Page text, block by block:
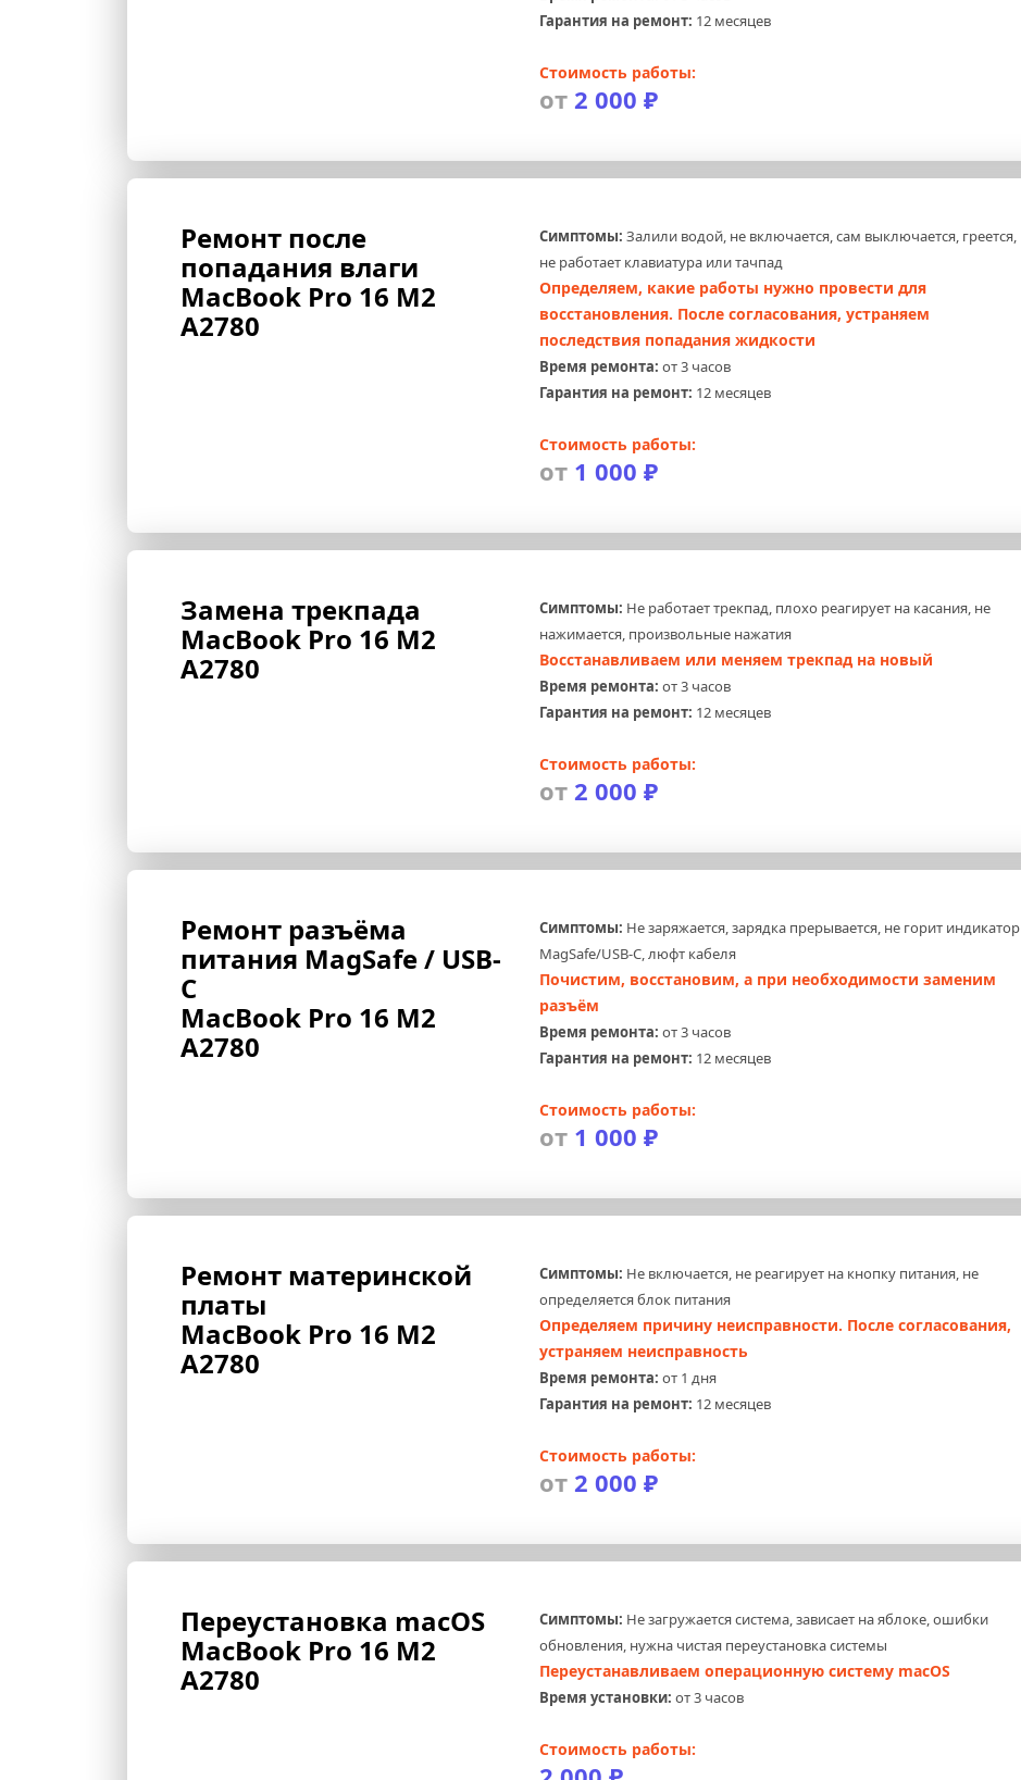
Гарантия на ремонт: 12 месяцев
Стоимость работы:
от 2 000 ₽
Ремонт после
попадания влаги
MacBook Pro 16 M2
A2780
Симптомы: Залили водой, не включается, сам выключается, греется,
не работает клавиатура или тачпад
Определяем, какие работы нужно провести для
восстановления. После согласования, устраняем
последствия попадания жидкости
Время ремонта: от 3 часов
Гарантия на ремонт: 12 месяцев
Стоимость работы:
от 1 000 ₽
Замена трекпада
MacBook Pro 16 M2
A2780
Симптомы: Не работает трекпад, плохо реагирует на касания, не
нажимается, произвольные нажатия
Восстанавливаем или меняем трекпад на новый
Время ремонта: от 3 часов
Гарантия на ремонт: 12 месяцев
Стоимость работы:
от 2 000 ₽
Ремонт разъёма
питания MagSafe / USB-
C
MacBook Pro 16 M2
A2780
Симптомы: Не заряжается, зарядка прерывается, не горит индикатор
MagSafe/USB-C, люфт кабеля
Почистим, восстановим, а при необходимости заменим
разъём
Время ремонта: от 3 часов
Гарантия на ремонт: 12 месяцев
Стоимость работы:
от 1 000 ₽
Ремонт материнской
платы
MacBook Pro 16 M2
A2780
Симптомы: Не включается, не реагирует на кнопку питания, не
определяется блок питания
Определяем причину неисправности. После согласования,
устраняем неисправность
Время ремонта: от 1 дня
Гарантия на ремонт: 12 месяцев
Стоимость работы:
от 2 000 ₽
Переустановка macOS
MacBook Pro 16 M2
A2780
Симптомы: Не загружается система, зависает на яблоке, ошибки
обновления, нужна чистая переустановка системы
Переустанавливаем операционную систему macOS
Время установки: от 3 часов
Стоимость работы: